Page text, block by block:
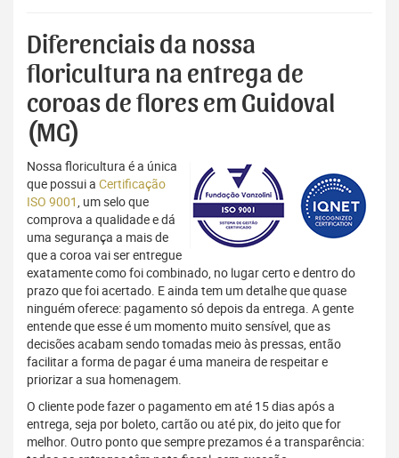
Diferenciais da nossa
floricultura na entrega de
coroas de flores em Guidoval
(MG)
Nossa floricultura é a única
que possui a Certificação
ISO 9001, um selo que
comprova a qualidade e dá
uma segurança a mais de
que a coroa vai ser entregue
exatamente como foi combinado, no lugar certo e dentro do
prazo que foi acertado. E ainda tem um detalhe que quase
ninguém oferece: pagamento só depois da entrega. A gente
entende que esse é um momento muito sensível, que as
decisões acabam sendo tomadas meio às pressas, então
facilitar a forma de pagar é uma maneira de respeitar e
priorizar a sua homenagem.
O cliente pode fazer o pagamento em até 15 dias após a
entrega, seja por boleto, cartão ou até pix, do jeito que for
melhor. Outro ponto que sempre prezamos é a transparência: